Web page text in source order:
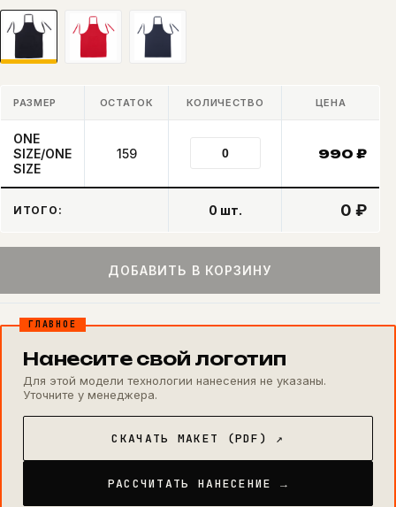
РАЗМЕР ОСТАТОК КОЛИЧЕСТВО ЦЕНА
ONE
SIZE/ONE
SIZE
159 990 ₽
ИТОГО: 0 шт. 0 ₽
ДОБАВИТЬ В КОРЗИНУ
ГЛАВНОЕ
Нанесите свой логотип
Для этой модели технологии нанесения не указаны.
Уточните у менеджера.
СКАЧАТЬ МАКЕТ (PDF) ↗
РАССЧИТАТЬ НАНЕСЕНИЕ →